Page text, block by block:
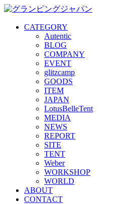
CATEGORY
Autentic
BLOG
COMPANY
EVENT
glitzcamp
GOODS
ITEM
JAPAN
LotusBelleTent
MEDIA
NEWS
REPORT
SITE
TENT
Weber
WORKSHOP
WORLD
ABOUT
CONTACT